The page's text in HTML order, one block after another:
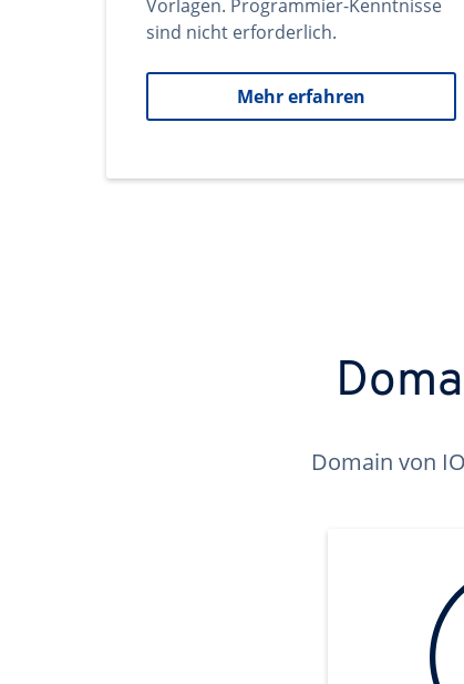
Vorlagen. Programmier-Kenntnisse
sind nicht erforderlich.
Mehr erfahren
Domain von